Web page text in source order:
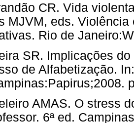
CR. Vida
MJVM, eds.
Rio de
SR. Implicações
de Alfabetização.
AMAS. O stress
6ª ed.